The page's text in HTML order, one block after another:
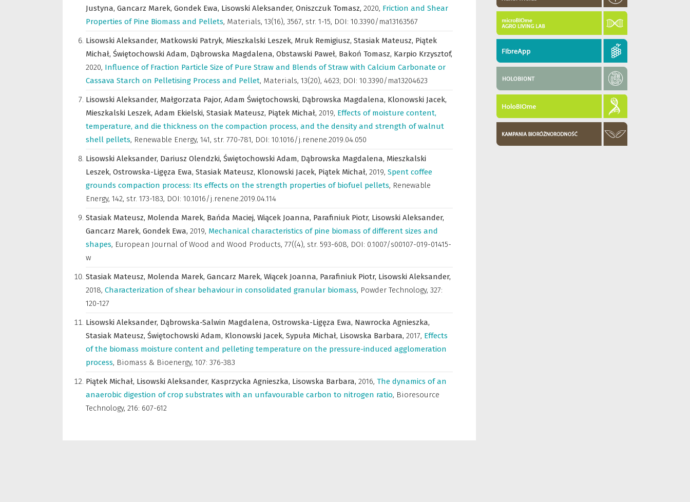
Justyna, Gancarz Marek, Gondek Ewa, Lisowski Aleksander, Oniszczuk Tomasz, 2020, Friction and Shear
Properties of Pine Biomass and Pellets, Materials, 13(16), 3567, str. 1-15, DOI: 10.3390/ma13163567
Lisowski Aleksander, Matkowski Patryk, Mieszkalski Leszek, Mruk Remigiusz, Stasiak Mateusz, Piątek
Michał, Świętochowski Adam, Dąbrowska Magdalena, Obstawski Paweł, Bakoń Tomasz, Karpio Krzysztof,
2020, Influence of Fraction Particle Size of Pure Straw and Blends of Straw with Calcium Carbonate or
Cassava Starch on Pelletising Process and Pellet, Materials, 13(20), 4623; DOI: 10.3390/ma13204623
Lisowski Aleksander, Małgorzata Pajor, Adam Świętochowski, Dąbrowska Magdalena, Klonowski Jacek,
Mieszkalski Leszek, Adam Ekielski, Stasiak Mateusz, Piątek Michał, 2019, Effects of moisture content,
temperature, and die thickness on the compaction process, and the density and strength of walnut
shell pellets, Renewable Energy, 141, str. 770-781, DOI: 10.1016/j.renene.2019.04.050
Lisowski Aleksander, Dariusz Olendzki, Świętochowski Adam, Dąbrowska Magdalena, Mieszkalski
Leszek, Ostrowska-Ligęza Ewa, Stasiak Mateusz, Klonowski Jacek, Piątek Michał, 2019, Spent coffee
grounds compaction process: Its effects on the strength properties of biofuel pellets, Renewable
Energy, 142, str. 173-183, DOI: 10.1016/j.renene.2019.04.114
Stasiak Mateusz, Molenda Marek, Bańda Maciej, Wiącek Joanna, Parafiniuk Piotr, Lisowski Aleksander,
Gancarz Marek, Gondek Ewa, 2019, Mechanical characteristics of pine biomass of different sizes and
shapes, European Journal of Wood and Wood Products, 77((4), str. 593-608, DOI: 0.1007/s00107-019-01415-
w
Stasiak Mateusz, Molenda Marek, Gancarz Marek, Wiącek Joanna, Parafiniuk Piotr, Lisowski Aleksander,
2018, Characterization of shear behaviour in consolidated granular biomass, Powder Technology, 327:
120-127
Lisowski Aleksander, Dąbrowska-Salwin Magdalena, Ostrowska-Ligęza Ewa, Nawrocka Agnieszka,
Stasiak Mateusz, Świętochowski Adam, Klonowski Jacek, Sypuła Michał, Lisowska Barbara, 2017, Effects
of the biomass moisture content and pelleting temperature on the pressure-induced agglomeration
process, Biomass & Bioenergy, 107: 376-383
Piątek Michał, Lisowski Aleksander, Kasprzycka Agnieszka, Lisowska Barbara, 2016, The dynamics of an
anaerobic digestion of crop substrates with an unfavourable carbon to nitrogen ratio, Bioresource
Technology, 216: 607-612